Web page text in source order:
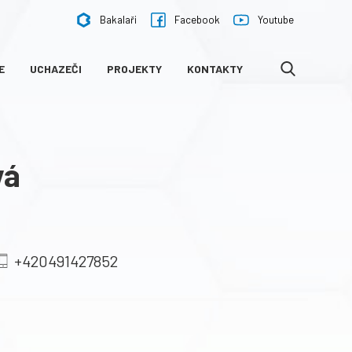
Bakalaři Facebook Youtube
UCHAZEČI PROJEKTY KONTAKTY
VYHLEDÁVÁNÍ
+420491427852